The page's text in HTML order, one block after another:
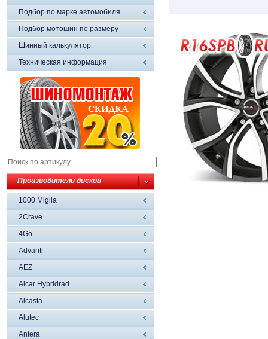
Подбор по марке автомобиля
Подбор мотошин по размеру
Шинный калькулятор
Техническая информация
Производители дисков
1000 Miglia
2Crave
4Go
Advanti
AEZ
Alcar Hybridrad
Alcasta
Alutec
Antera